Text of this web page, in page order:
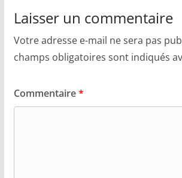
Laisser un commentaire
Votre adresse e-mail ne sera pas
champs obligatoires sont indiqués
Commentaire*